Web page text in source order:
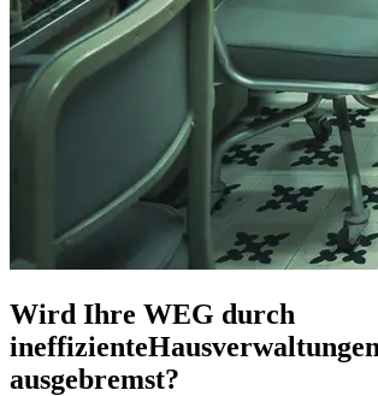
Wird Ihre WEG durch
ineffizienteHausverwaltungen
ausgebremst?